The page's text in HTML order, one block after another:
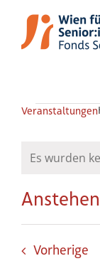
Inhalt
springen
Veranstaltungen
Hinweis
Es wurden
Datum
wählen.
Vorherige